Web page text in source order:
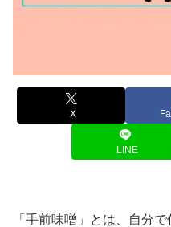
X
LINE
「手前味噌」とは、自分